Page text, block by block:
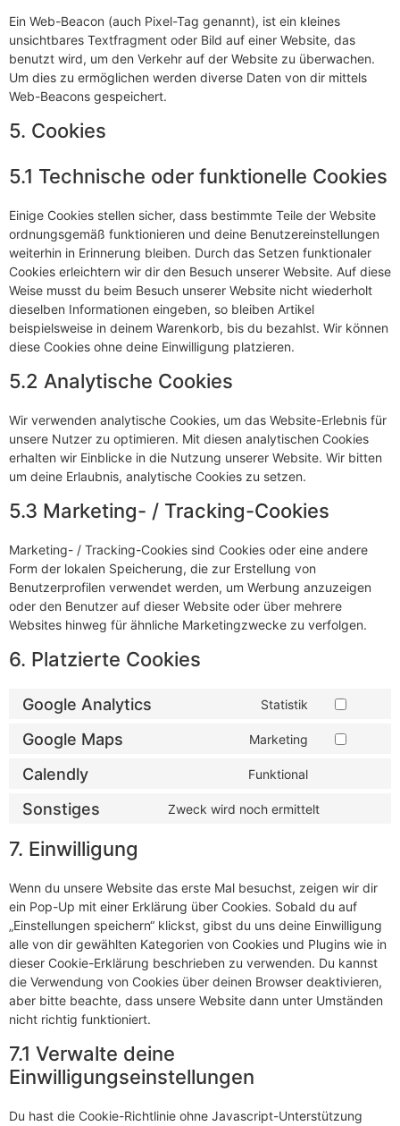
Ein Web-Beacon (auch Pixel-Tag genannt), ist ein kleines
unsichtbares Textfragment oder Bild auf einer Website, das
benutzt wird, um den Verkehr auf der Website zu überwachen.
Um dies zu ermöglichen werden diverse Daten von dir mittels
Web-Beacons gespeichert.
5. Cookies
5.1 Technische oder funktionelle Cookies
Einige Cookies stellen sicher, dass bestimmte Teile der Website
ordnungsgemäß funktionieren und deine Benutzereinstellungen
weiterhin in Erinnerung bleiben. Durch das Setzen funktionaler
Cookies erleichtern wir dir den Besuch unserer Website. Auf diese
Weise musst du beim Besuch unserer Website nicht wiederholt
dieselben Informationen eingeben, so bleiben Artikel
beispielsweise in deinem Warenkorb, bis du bezahlst. Wir können
diese Cookies ohne deine Einwilligung platzieren.
5.2 Analytische Cookies
Wir verwenden analytische Cookies, um das Website-Erlebnis für
unsere Nutzer zu optimieren. Mit diesen analytischen Cookies
erhalten wir Einblicke in die Nutzung unserer Website. Wir bitten
um deine Erlaubnis, analytische Cookies zu setzen.
5.3 Marketing- / Tracking-Cookies
Marketing- / Tracking-Cookies sind Cookies oder eine andere
Form der lokalen Speicherung, die zur Erstellung von
Benutzerprofilen verwendet werden, um Werbung anzuzeigen
oder den Benutzer auf dieser Website oder über mehrere
Websites hinweg für ähnliche Marketingzwecke zu verfolgen.
6. Platzierte Cookies
Google Analytics Statistik
Consent
service
google-
Google Maps Marketing
Consent
Calendly Funktional
Sonstiges Zweck wird noch ermittelt
7. Einwilligung
Wenn du unsere Website das erste Mal besuchst, zeigen wir dir
ein Pop-Up mit einer Erklärung über Cookies. Sobald du auf
„Einstellungen speichern“ klickst, gibst du uns deine Einwilligung
alle von dir gewählten Kategorien von Cookies und Plugins wie in
dieser Cookie-Erklärung beschrieben zu verwenden. Du kannst
die Verwendung von Cookies über deinen Browser deaktivieren,
aber bitte beachte, dass unsere Website dann unter Umständen
nicht richtig funktioniert.
7.1 Verwalte deine
Einwilligungseinstellungen
Du hast die Cookie-Richtlinie ohne Javascript-Unterstützung